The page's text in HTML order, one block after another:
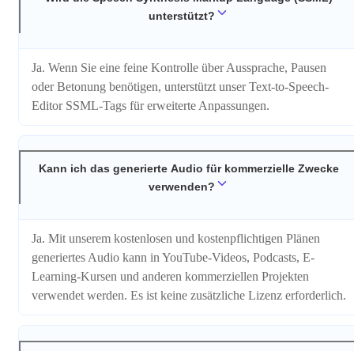
unterstützt?
Ja. Wenn Sie eine feine Kontrolle über Aussprache, Pausen
oder Betonung benötigen, unterstützt unser Text-to-Speech-
Editor SSML-Tags für erweiterte Anpassungen.
Kann ich das generierte Audio für kommerzielle Zwecke
verwenden?
Ja. Mit unserem kostenlosen und kostenpflichtigen Plänen
generiertes Audio kann in YouTube-Videos, Podcasts, E-
Learning-Kursen und anderen kommerziellen Projekten
verwendet werden. Es ist keine zusätzliche Lizenz erforderlich.